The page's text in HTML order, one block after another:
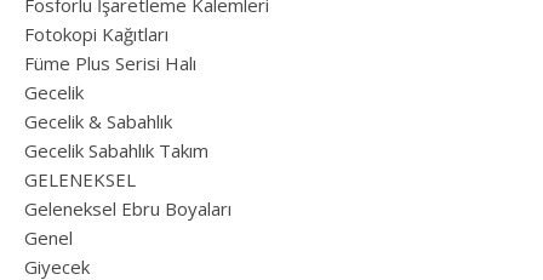
Fosforlu İşaretleme Kalemleri
Fotokopi Kağıtları
Füme Plus Serisi Halı
Gecelik
Gecelik & Sabahlık
Gecelik Sabahlık Takım
GELENEKSEL
Geleneksel Ebru Boyaları
Genel
Giyecek